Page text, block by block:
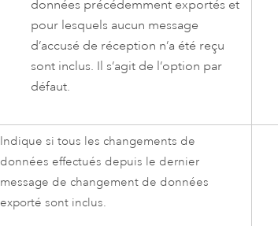
données précédemment exportés et
pour lesquels aucun message
d’accusé de réception n’a été reçu
sont inclus. Il s’agit de l’option par
défaut.
Indique si tous les changements de
données effectués depuis le dernier
message de changement de données
exporté sont inclus.